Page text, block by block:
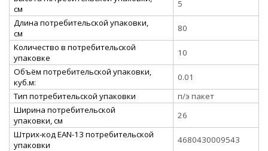
см
5
Длина потребительской упаковки,
см
80
Количество в потребительской
упаковке
10
Объём потребительской упаковки,
куб.м:
0.01
Тип потребительской упаковки
п/э пакет
Ширина потребительской
упаковки, см
26
Штрих-код EAN-13 потребительской
упаковки
4680430009543